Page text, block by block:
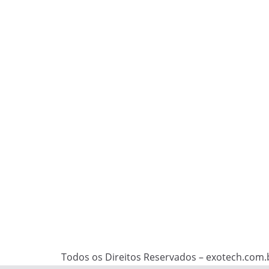
Todos os Direitos Reservados –